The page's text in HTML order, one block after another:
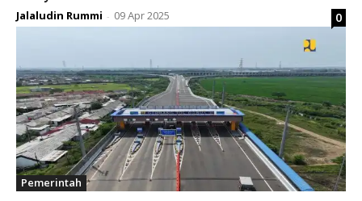
Jalaludin Rummi - 09 Apr 2025 0
Pemerintah